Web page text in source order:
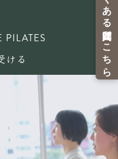
PILATES
ける